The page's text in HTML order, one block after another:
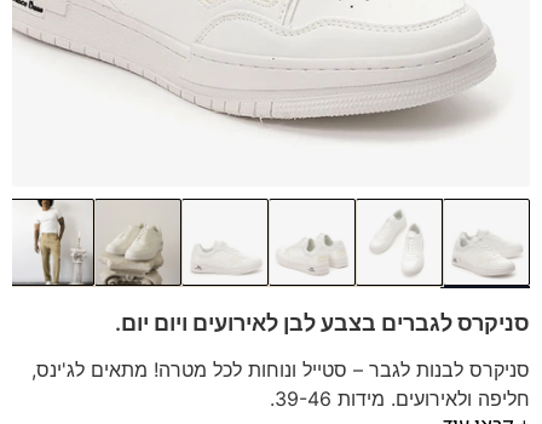
סניקרס לגברים בצבע לבן לאירועים ויום יום.
סניקרס לבנות לגבר – סטייל ונוחות לכל מטרה! מתאים לג'ינס,
חליפה ולאירועים. מידות 39-46.